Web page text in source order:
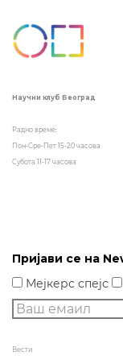
Научни клуб Београд
Радно време:
Пон-Сре-Пет 15-20 часова
Субота 11-17 часова
Пријави се на
Мејкерс спејс
Вести